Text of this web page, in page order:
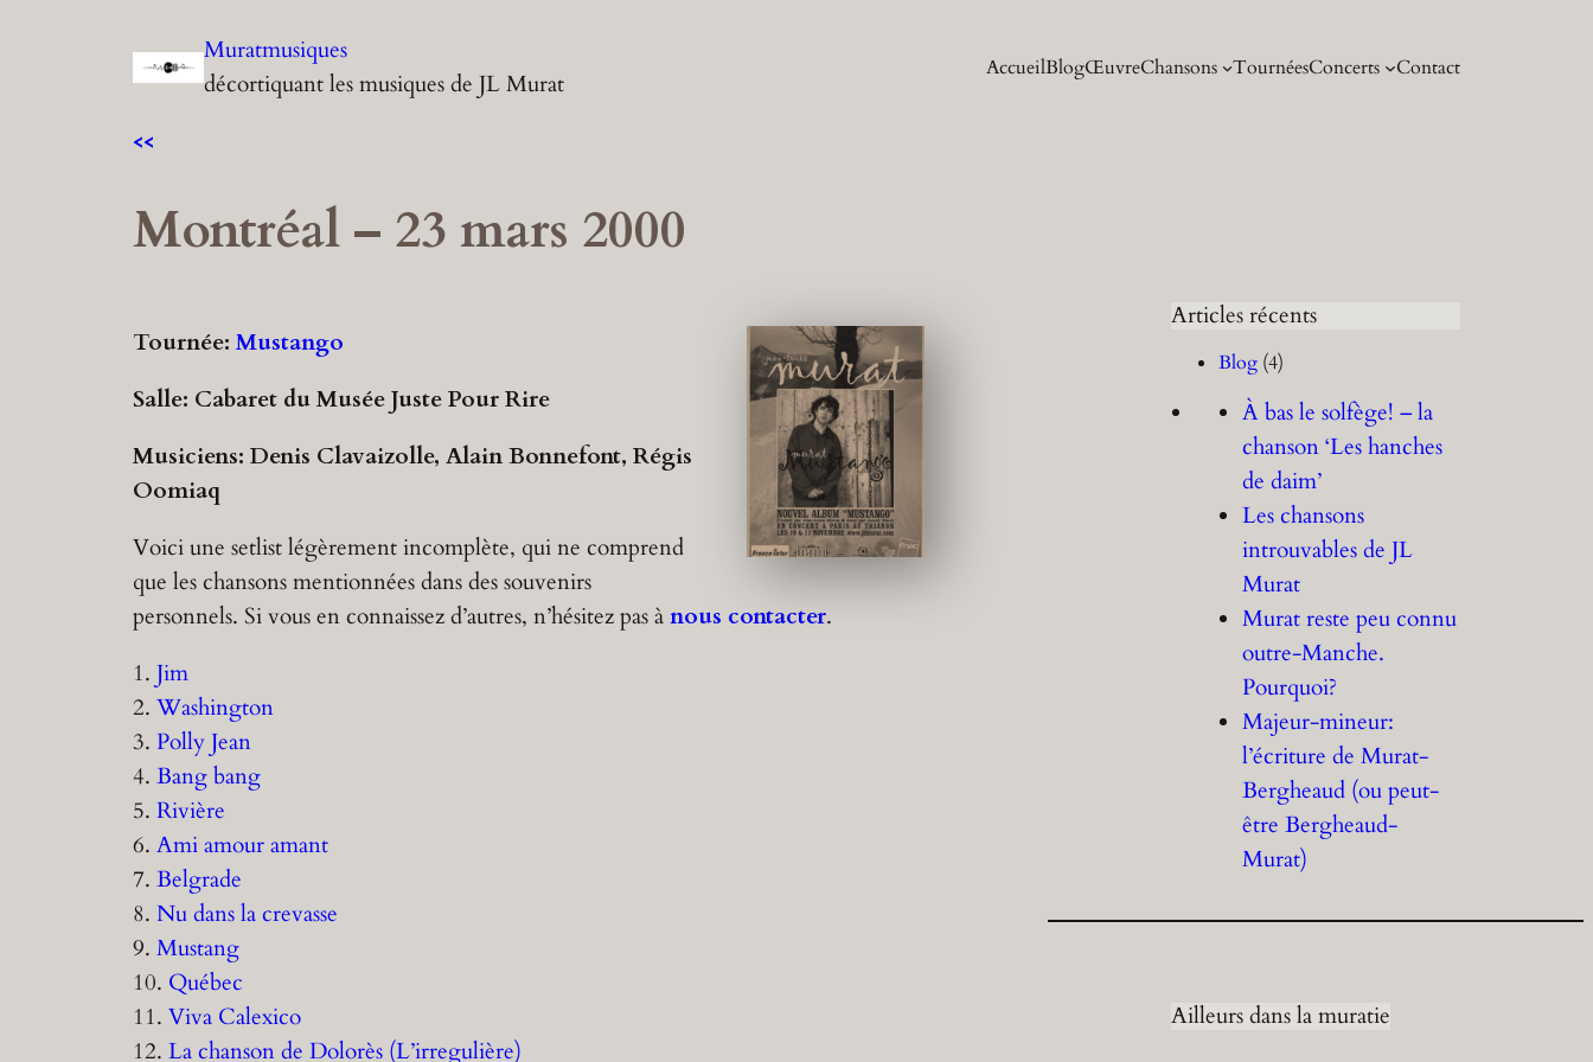
Muratmusiques
décortiquant les musiques de JL Murat
AccueilBlogŒuvreChansons TournéesConcerts Contact
<<
Montréal – 23 mars 2000
Tournée: Mustango
Salle: Cabaret du Musée Juste Pour Rire
Musiciens: Denis Clavaizolle, Alain Bonnefont, Régis
Oomiaq
Voici une setlist légèrement incomplète, qui ne comprend
que les chansons mentionnées dans des souvenirs
personnels. Si vous en connaissez d’autres, n’hésitez pas ànous contacter.
1. Jim
2. Washington
3. Polly Jean
4. Bang bang
5. Rivière
6. Ami amour amant
7. Belgrade
8. Nu dans la crevasse
9. Mustang
10. Québec
11. Viva Calexico
12. La chanson de Dolorès (L’irregulière)
Articles récents
Blog (4)
À bas le solfège! – la
chanson ‘Les hanches
de daim’
Les chansons
introuvables de JL
Murat
Murat reste peu connu
outre-Manche.
Pourquoi?
Majeur-mineur:
l’écriture de Murat-
Bergheaud (ou peut-
être Bergheaud-
Murat)
Ailleurs dans la muratie